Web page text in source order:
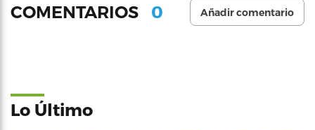
COMENTARIOS 0 Añadir comentario
Lo Último